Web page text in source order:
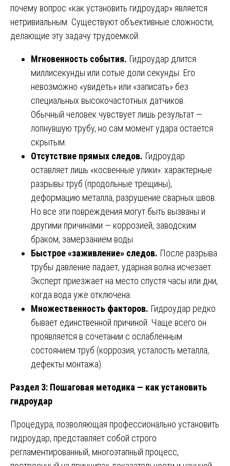
почему вопрос «как установить гидроудар» является
нетривиальным. Существуют объективные сложности,
делающие эту задачу трудоемкой:
Мгновенность события. Гидроудар длится
миллисекунды или сотые доли секунды. Его
невозможно «увидеть» или «записать» без
специальных высокочастотных датчиков.
Обычный человек чувствует лишь результат —
лопнувшую трубу, но сам момент удара остается
скрытым.
Отсутствие прямых следов. Гидроудар
оставляет лишь «косвенные улики»: характерные
разрывы труб (продольные трещины),
деформацию металла, разрушение сварных швов.
Но все эти повреждения могут быть вызваны и
другими причинами — коррозией, заводским
браком, замерзанием воды.
Быстрое «заживление» следов. После разрыва
трубы давление падает, ударная волна исчезает.
Эксперт приезжает на место спустя часы или дни,
когда вода уже отключена.
Множественность факторов. Гидроудар редко
бывает единственной причиной. Чаще всего он
проявляется в сочетании с ослабленным
состоянием труб (коррозия, усталость металла,
дефекты монтажа).
Раздел 3: Пошаговая методика — как установить
гидроудар
Процедура, позволяющая профессионально установить
гидроудар, представляет собой строго
регламентированный, многоэтапный процесс,